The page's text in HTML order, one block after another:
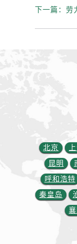
下一篇： 劳
北京
昆明
呼和浩特
秦皇岛